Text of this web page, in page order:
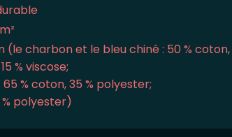
(le charbon et le bleu chiné : 50 %
% viscose;
% coton, 35 % polyester;
% polyester)